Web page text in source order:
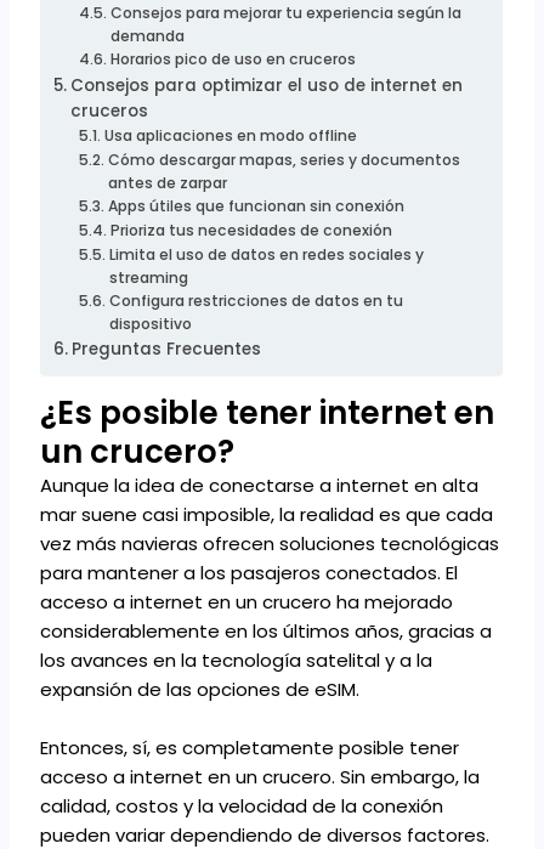
Consejos para mejorar tu experiencia según la
demanda
Horarios pico de uso en cruceros
Consejos para optimizar el uso de internet en
cruceros
Usa aplicaciones en modo offline
Cómo descargar mapas, series y documentos
antes de zarpar
Apps útiles que funcionan sin conexión
Prioriza tus necesidades de conexión
Limita el uso de datos en redes sociales y
streaming
Configura restricciones de datos en tu
dispositivo
Preguntas Frecuentes
¿Es posible tener internet en
un crucero?
Aunque la idea de conectarse a internet en alta
mar suene casi imposible, la realidad es que cada
vez más navieras ofrecen soluciones tecnológicas
para mantener a los pasajeros conectados. El
acceso a internet en un crucero ha mejorado
considerablemente en los últimos años, gracias a
los avances en la tecnología satelital y a la
expansión de las opciones de eSIM.
Entonces, sí, es completamente posible tener
acceso a internet en un crucero. Sin embargo, la
calidad, costos y la velocidad de la conexión
pueden variar dependiendo de diversos factores.